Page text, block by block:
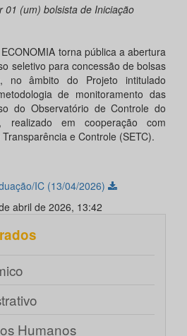
01 (um) bolsista de Iniciação
torna pública a abertura
seletivo para concessão de bolsas
no âmbito do Projeto intitulado
de monitoramento das
do Observatório de Controle do
realizado em cooperação com
e Controle (SETC).
IC (13/04/2026)
abril de 2026, 13:42
Humanos